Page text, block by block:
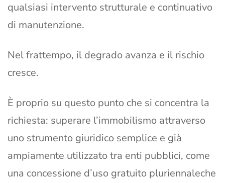
qualsiasi intervento strutturale e continuativo
di manutenzione.
Nel frattempo, il degrado avanza e il rischio
cresce.
È proprio su questo punto che si concentra la
richiesta: superare l’immobilismo attraverso
uno strumento giuridico semplice e già
ampiamente utilizzato tra enti pubblici, come
una concessione d’uso gratuito pluriennaleche